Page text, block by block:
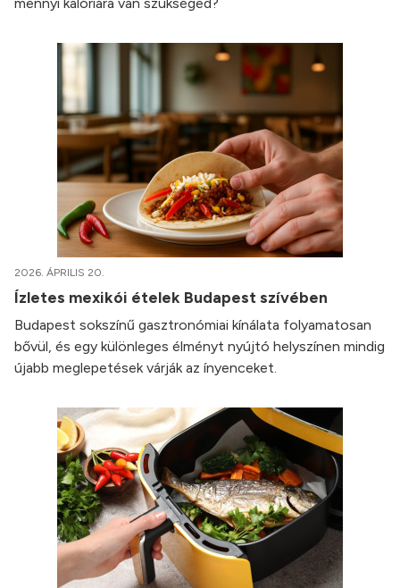
2026. ÁPRILIS 20.
Ízletes mexikói ételek Budapest szívében
Budapest sokszínű gasztronómiai kínálata folyamatosan
bővül, és egy különleges élményt nyújtó helyszínen mindig
újabb meglepetések várják az ínyenceket.